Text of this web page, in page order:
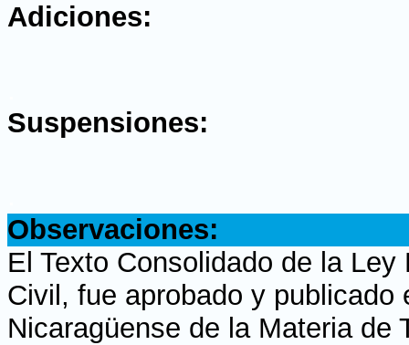
Adiciones:
Suspensiones:
Observaciones:
El Texto Consolidado de la
Civil, fue aprobado y
Nicaragüense de la Materia de